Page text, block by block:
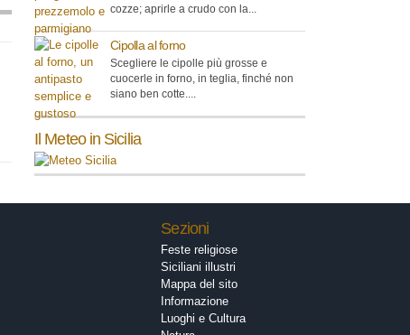
cozze; aprirle a crudo con la...
Cipolla al forno
Scegliere le cipolle più grosse e
cuocerle in forno, in teglia, finché non
siano ben cotte....
Il Meteo in Sicilia
Sezioni
Feste religiose
Siciliani illustri
Mappa del sito
Informazione
Luoghi e Cultura